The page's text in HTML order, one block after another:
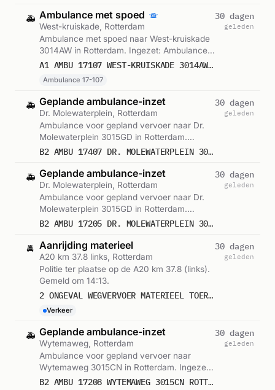
🚑 Ambulance met spoed
West-kruiskade, Rotterdam
Ambulance met spoed naar West-kruiskade
3014AW in Rotterdam. Ingezet: Ambulance
17-107. Gemeld om 13:47.
A1 AMBU 17107 WEST-KRUISKADE 3014AW ROTTERDAM ROTTDM BON 106440
Ambulance 17-107
30 dagen
geleden
🚑 Geplande ambulance-inzet
Dr. Molewaterplein, Rotterdam
Ambulance voor gepland vervoer naar Dr.
Molewaterplein 3015GD in Rotterdam.
Ingezet: Ambulance. Gemeld om 13:52.
B2 AMBU 17407 DR. MOLEWATERPLEIN 3015GD ROTTERDAM ROTTDM BON 106444
30 dagen
geleden
🚑 Geplande ambulance-inzet
Dr. Molewaterplein, Rotterdam
Ambulance voor gepland vervoer naar Dr.
Molewaterplein 3015GD in Rotterdam.
Ingezet: Ambulance. Gemeld om 14:11.
B2 AMBU 17205 DR. MOLEWATERPLEIN 3015GD ROTTERDAM ROTTDM BON 106458
30 dagen
geleden
🚔 Aanrijding materieel
A20 km 37.8 links, Rotterdam
Politie ter plaatse op de A20 km 37.8 (links).
Gemeld om 14:13.
2 ONGEVAL WEGVERVOER MATERIEEL TOERIT A20 LI - PR. ALEXANDER 16 37,8 D ROTTERDAM ICNUM 402311
Verkeer
30 dagen
geleden
🚑 Geplande ambulance-inzet
Wytemaweg, Rotterdam
Ambulance voor gepland vervoer naar
Wytemaweg 3015CN in Rotterdam. Ingezet:
Ambulance. Gemeld om 14:14.
B2 AMBU 17208 WYTEMAWEG 3015CN ROTTERDAM ROTTDM BON 106460
30 dagen
geleden